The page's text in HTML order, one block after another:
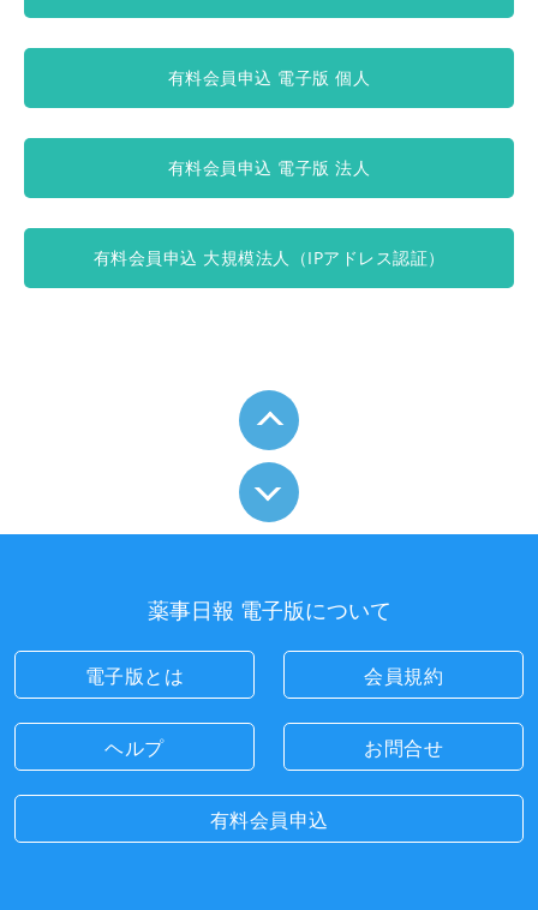
有料会員申込 電子版 個人
有料会員申込 電子版 法人
有料会員申込 大規模法人（IPアドレス認証）
薬事日報 電子版について
電子版とは 会員規約
ヘルプ お問合せ
有料会員申込